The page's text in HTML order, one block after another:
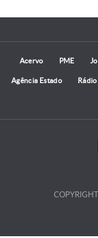
Acervo PME
Agência Estado